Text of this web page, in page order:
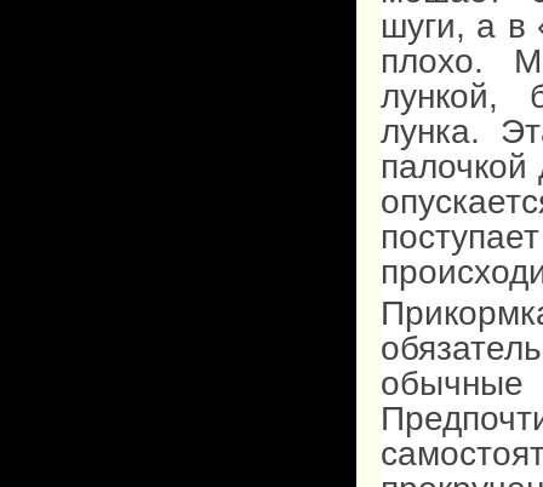
шуги, а в
плохо.
лункой,
лунка.
палочкой